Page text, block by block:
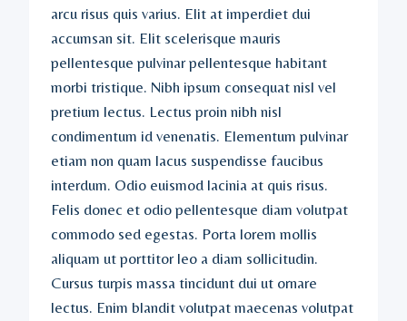
arcu risus quis varius. Elit at imperdiet dui
accumsan sit. Elit scelerisque mauris
pellentesque pulvinar pellentesque habitant
morbi tristique. Nibh ipsum consequat nisl vel
pretium lectus. Lectus proin nibh nisl
condimentum id venenatis. Elementum pulvinar
etiam non quam lacus suspendisse faucibus
interdum. Odio euismod lacinia at quis risus.
Felis donec et odio pellentesque diam volutpat
commodo sed egestas. Porta lorem mollis
aliquam ut porttitor leo a diam sollicitudin.
Cursus turpis massa tincidunt dui ut ornare
lectus. Enim blandit volutpat maecenas volutpat